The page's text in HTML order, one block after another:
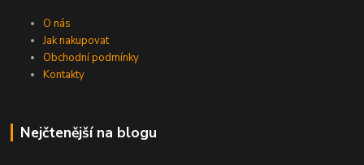
O nás
Jak nakupovat
Obchodní podmínky
Kontakty
Nejčtenější na blogu